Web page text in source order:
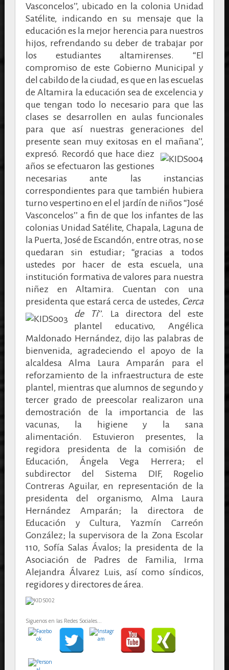
Vasconcelos’’, ubicado en la colonia Unidad
Satélite, indicando en su mensaje que la
educación es la mejor herencia para nuestros
hijos, refrendando su deber de trabajar por
los estudiantes altamirenses.“El
compromiso de este Gobierno Municipal y
del cabildo de la ciudad, es que en las escuelas
de Altamira la educación sea de excelencia y
que tengan todo lo necesario para que las
clases se desarrollen en aulas funcionales
para que así nuestras generaciones del
presente sean muy exitosas en el mañana’’,
expresó. Recordó que hace diez
años se efectuaron las gestiones
necesarias ante las instancias
correspondientes para que también hubiera
turno vespertino en elel jardín de niños “José
Vasconcelos’’ a fin de que los infantes de las
colonias Unidad Satélite, Chapala, Laguna de
la Puerta, José de Escandón, entre otras, no se
quedaran sin estudiar;“gracias a todos
ustedes por hacer de esta escuela, una
institución formativa de valores para nuestra
niñez en Altamira. Cuentan con una
presidenta que estará cerca de ustedes, Cerca
de Ti’’. La directora del este
plantel educativo,Angélica
Maldonado Hernández, dijo las palabras de
bienvenida, agradeciendo el apoyo de la
alcaldesa Alma Laura Amparán para el
reforzamiento de la infraestructura de este
plantel, mientras que alumnos de segundo y
tercer grado de preescolar realizaron una
demostración de la importancia de las
vacunas, la higiene y la sana
alimentación. Estuvieron presentes, la
regidora presidenta de la comisión de
Educación, Ángela Vega Herrera; el
subdirector del Sistema DIF, Rogelio
Contreras Aguilar, en representación de la
presidenta del organismo, Alma Laura
Hernández Amparán; la directora de
Educación y Cultura,Yazmín Carreón
González; la supervisora de la Zona Escolar
110, Sofía Salas Ávalos; la presidenta de la
Asociación de Padres de Familia, Irma
Alejandra Álvarez Luis, así como síndicos,
regidores y directores de área.
Siguenos en las Redes Sociales...